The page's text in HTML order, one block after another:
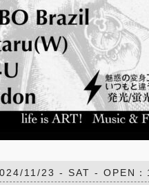
11/23 - SAT - OPEN